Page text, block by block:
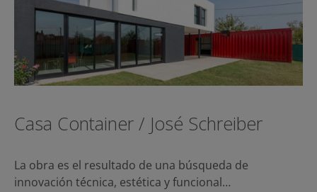
Casa Container / José Schreiber
La obra es el resultado de una búsqueda de
innovación técnica, estética y funcional…